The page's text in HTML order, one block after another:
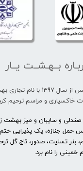
بــهـشــت یــار
شرکت آراد باتاب پردیس از سال
خاکسپاری و مراسم ترحیم
و سایبان و میز بهشت
حمل جنازه، پک پذیرایی
بنر تسلیت، صدور، تاج گل
خمینی را نام برد.